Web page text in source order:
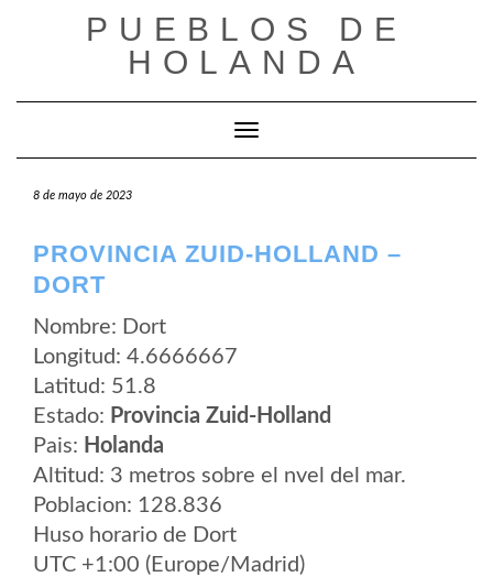
PUEBLOS DE
HOLANDA
Cambiar modo de navegación
8 de mayo de 2023
PROVINCIA ZUID-HOLLAND –
DORT
Nombre: Dort
Longitud: 4.6666667
Latitud: 51.8
Estado: Provincia Zuid-Holland
Pais: Holanda
Altitud: 3 metros sobre el nvel del mar.
Poblacion: 128.836
Huso horario de Dort
UTC +1:00 (Europe/Madrid)